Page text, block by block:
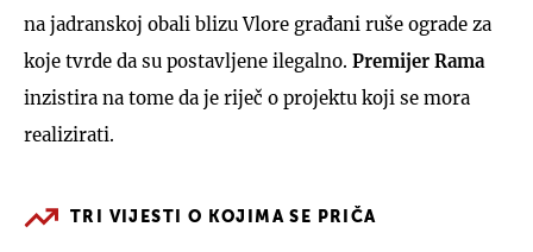
na jadranskoj obali blizu Vlore građani ruše ograde za
koje tvrde da su postavljene ilegalno. Premijer Rama
inzistira na tome da je riječ o projektu koji se mora
realizirati.
TRI VIJESTI O KOJIMA SE PRIČA